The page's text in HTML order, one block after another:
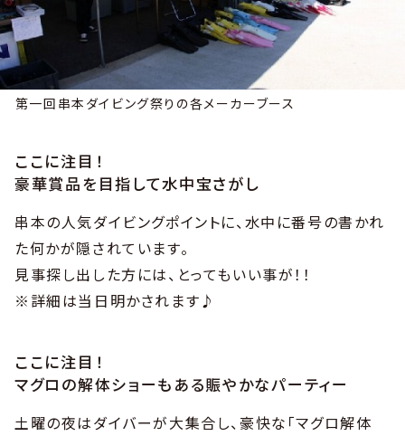
第一回串本ダイビング祭りの各メーカーブース
ここに注目！
豪華賞品を目指して水中宝さがし
串本の人気ダイビングポイントに、水中に番号の書かれ
た何かが隠されています。
見事探し出した方には、とってもいい事が！！
※詳細は当日明かされます♪
ここに注目！
マグロの解体ショーもある賑やかなパーティー
土曜の夜はダイバーが大集合し、豪快な「マグロ解体